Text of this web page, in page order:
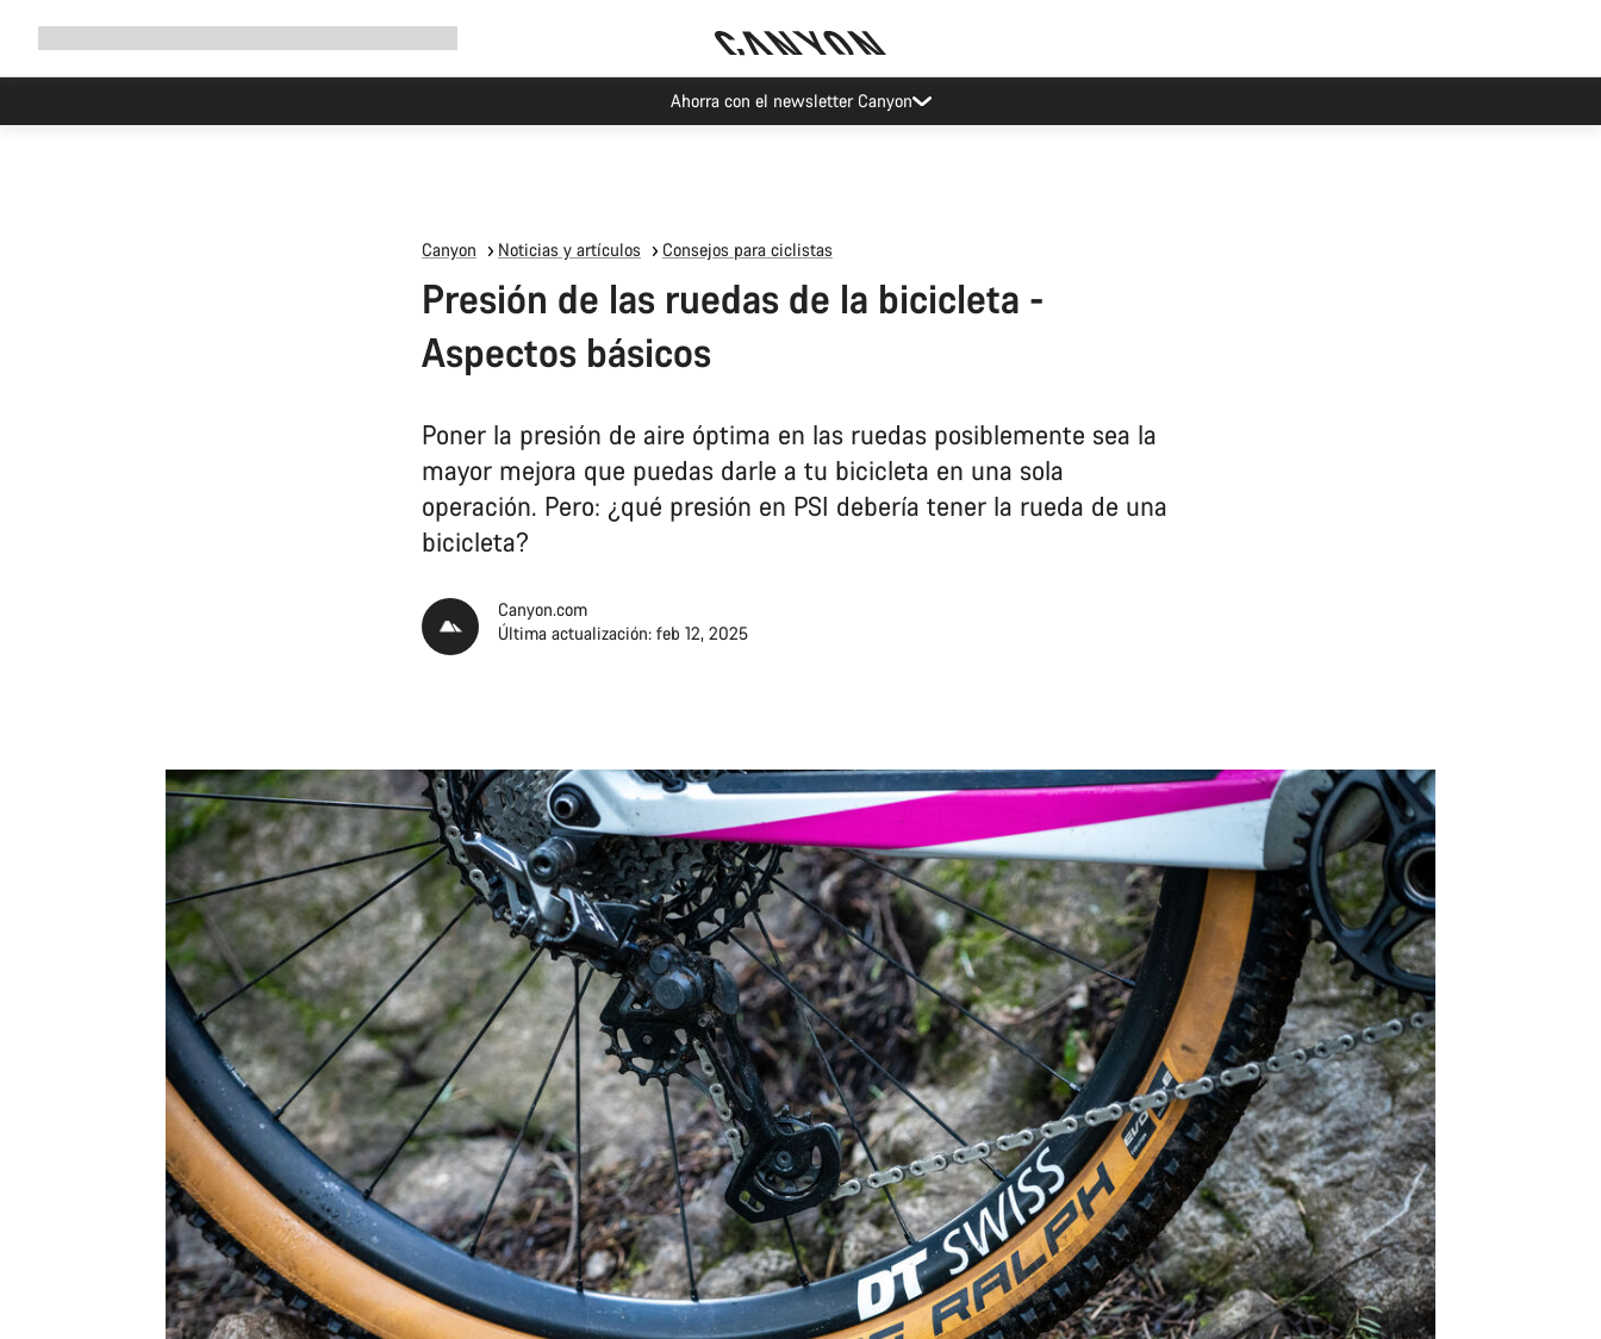
Eventos Canyon
Canyon Noticias y artículos Consejos para ciclistas
Presión de las ruedas de la bicicleta -
Aspectos básicos
Poner la presión de aire óptima en las ruedas posiblemente sea la
mayor mejora que puedas darle a tu bicicleta en una sola
operación. Pero: ¿qué presión en PSI debería tener la rueda de una
bicicleta?
Canyon.com
Última actualización: feb 12, 2025